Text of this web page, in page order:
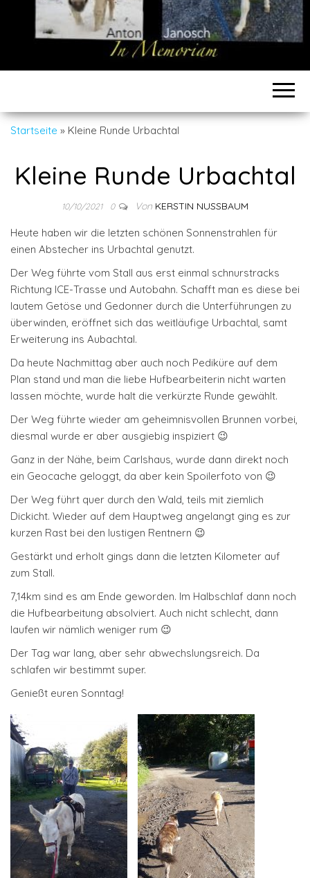
Startseite » Kleine Runde Urbachtal
Kleine Runde Urbachtal
10/10/2021 0 Von KERSTIN NUSSBAUM
Heute haben wir die letzten schönen Sonnenstrahlen für
einen Abstecher ins Urbachtal genutzt.
Der Weg führte vom Stall aus erst einmal schnurstracks
Richtung ICE-Trasse und Autobahn. Schafft man es diese bei
lautem Getöse und Gedonner durch die Unterführungen zu
überwinden, eröffnet sich das weitläufige Urbachtal, samt
Erweiterung ins Aubachtal.
Da heute Nachmittag aber auch noch Pediküre auf dem
Plan stand und man die liebe Hufbearbeiterin nicht warten
lassen möchte, wurde halt die verkürzte Runde gewählt.
Der Weg führte wieder am geheimnisvollen Brunnen vorbei,
diesmal wurde er aber ausgiebig inspiziert 😉
Ganz in der Nähe, beim Carlshaus, wurde dann direkt noch
ein Geocache geloggt, da aber kein Spoilerfoto von 😉
Der Weg führt quer durch den Wald, teils mit ziemlich
Dickicht. Wieder auf dem Hauptweg angelangt ging es zur
kurzen Rast bei den lustigen Rentnern 😉
Gestärkt und erholt gings dann die letzten Kilometer auf
zum Stall.
7,14km sind es am Ende geworden. Im Halbschlaf dann noch
die Hufbearbeitung absolviert. Auch nicht schlecht, dann
laufen wir nämlich weniger rum 😉
Der Tag war lang, aber sehr abwechslungsreich. Da
schlafen wir bestimmt super.
Genießt euren Sonntag!